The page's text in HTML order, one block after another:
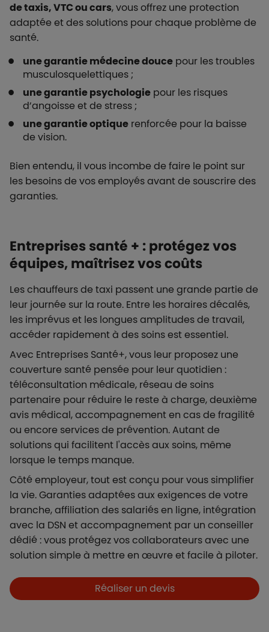
de taxis, VTC ou cars, vous offrez une protection
adaptée et des solutions pour chaque problème de
santé.
une garantie médecine douce pour les troubles
musculosquelettiques ;
une garantie psychologie pour les risques
d’angoisse et de stress ;
une garantie optique renforcée pour la baisse
de vision.
Bien entendu, il vous incombe de faire le point sur
les besoins de vos employés avant de souscrire des
garanties.
Entreprises santé + : protégez vos
équipes, maîtrisez vos coûts
Les chauffeurs de taxi passent une grande partie de
leur journée sur la route. Entre les horaires décalés,
les imprévus et les longues amplitudes de travail,
accéder rapidement à des soins est essentiel.
Avec Entreprises Santé+, vous leur proposez une
couverture santé pensée pour leur quotidien :
téléconsultation médicale, réseau de soins
partenaire pour réduire le reste à charge, deuxième
avis médical, accompagnement en cas de fragilité
ou encore services de prévention. Autant de
solutions qui facilitent l'accès aux soins, même
lorsque le temps manque.
Côté employeur, tout est conçu pour vous simplifier
la vie. Garanties adaptées aux exigences de votre
branche, affiliation des salariés en ligne, intégration
avec la DSN et accompagnement par un conseiller
dédié : vous protégez vos collaborateurs avec une
solution simple à mettre en œuvre et facile à piloter.
Boutons et liens
Réaliser un devis